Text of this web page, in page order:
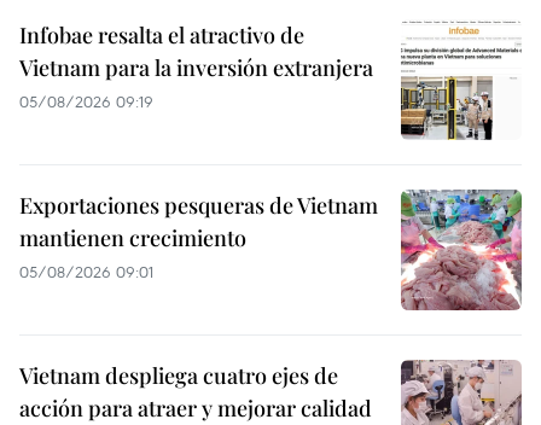
Infobae resalta el atractivo de
Vietnam para la inversión extranjera
05/08/2026 09:19
Exportaciones pesqueras de Vietnam
mantienen crecimiento
05/08/2026 09:01
Vietnam despliega cuatro ejes de
acción para atraer y mejorar calidad